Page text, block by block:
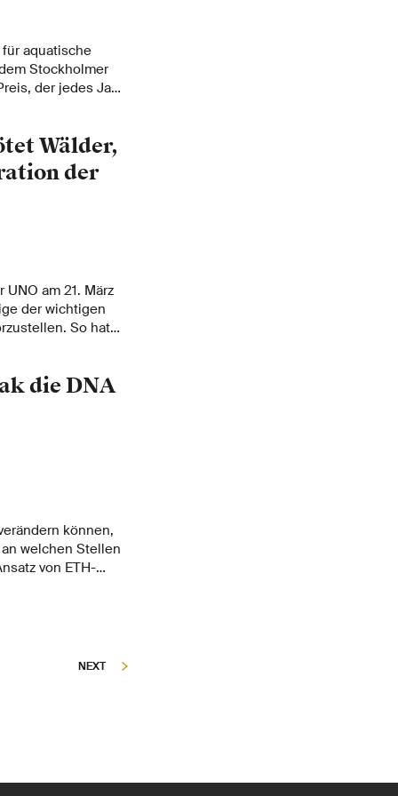
aquatische
Stockholmer
der jedes Jahr
Wälder,
der
am 21. März
der wichtigen
So hat
auf
die DNA
können,
welchen Stellen
von ETH-
NEXT